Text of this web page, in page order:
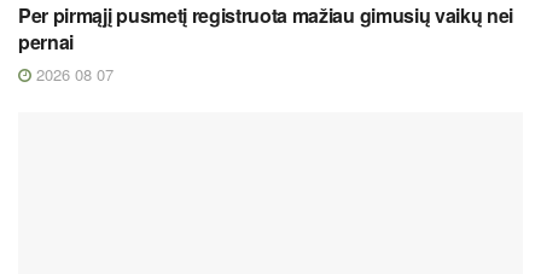
Per pirmąjį pusmetį registruota mažiau gimusių vaikų nei
pernai
2026 08 07